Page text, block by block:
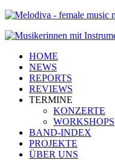
HOME
NEWS
REPORTS
REVIEWS
TERMINE
KONZERTE
WORKSHOPS
BAND-INDEX
PROJEKTE
ÜBER UNS